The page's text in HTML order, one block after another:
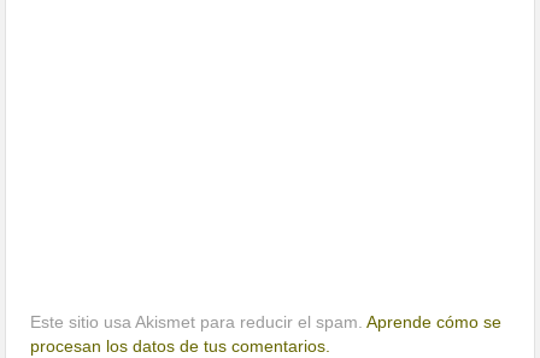
Este sitio usa Akismet para reducir el spam.Aprende cómo se
procesan los datos de tus comentarios.